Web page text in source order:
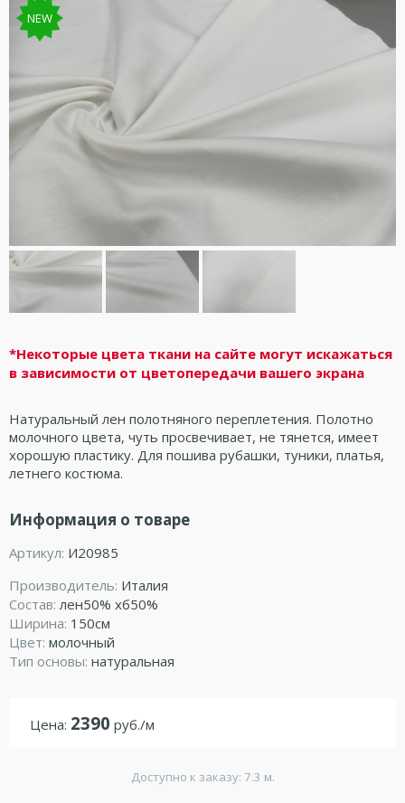
NEW
*Некоторые цвета ткани на сайте могут искажаться
в зависимости от цветопередачи вашего экрана
Натуральный лен полотняного переплетения. Полотно
молочного цвета, чуть просвечивает, не тянется, имеет
хорошую пластику. Для пошива рубашки, туники, платья,
летнего костюма.
Информация о товаре
Артикул: И20985
Производитель: Италия
Состав: лен50% хб50%
Ширина: 150см
Цвет: молочный
Тип основы: натуральная
Цена: 2390 руб./м
Доступно к заказу: 7.3 м.